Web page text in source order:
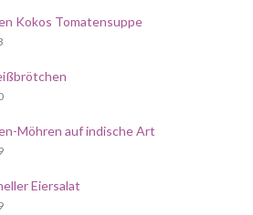
Kokos Tomatensuppe
Möhren auf indische Art
Eiersalat